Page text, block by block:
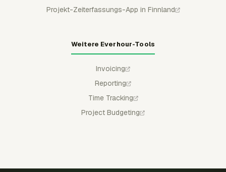
Projekt-Zeiterfassungs-App in Finnland
Weitere Everhour-Tools
Invoicing
Reporting
Time Tracking
Project Budgeting